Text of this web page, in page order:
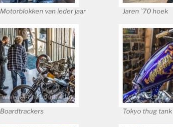
Motorblokken van ieder jaar Jaren `70 hoek
Boardtrackers Tokyo thug tank